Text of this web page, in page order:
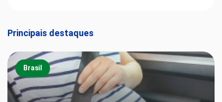
Principais destaques
Brasil